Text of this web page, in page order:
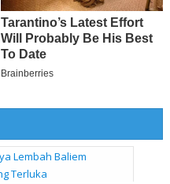
Lembah Baliem
Terluka